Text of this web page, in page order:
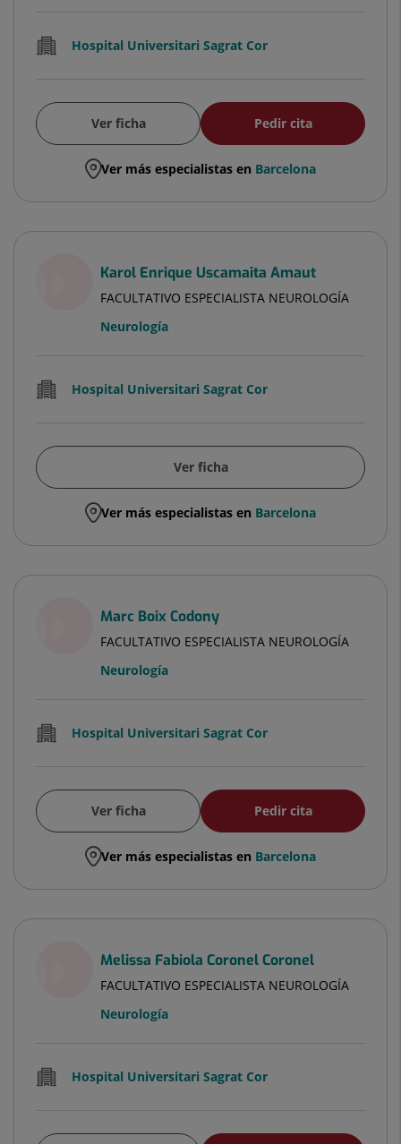
Hospital Universitari Sagrat Cor
Ver ficha Pedir cita
Ver más especialistas en Barcelona
Karol Enrique Uscamaita Amaut
FACULTATIVO ESPECIALISTA NEUROLOGÍA
Neurología
Hospital Universitari Sagrat Cor
Ver ficha
Ver más especialistas en Barcelona
Marc Boix Codony
FACULTATIVO ESPECIALISTA NEUROLOGÍA
Neurología
Hospital Universitari Sagrat Cor
Ver ficha Pedir cita
Ver más especialistas en Barcelona
Melissa Fabiola Coronel Coronel
FACULTATIVO ESPECIALISTA NEUROLOGÍA
Neurología
Hospital Universitari Sagrat Cor